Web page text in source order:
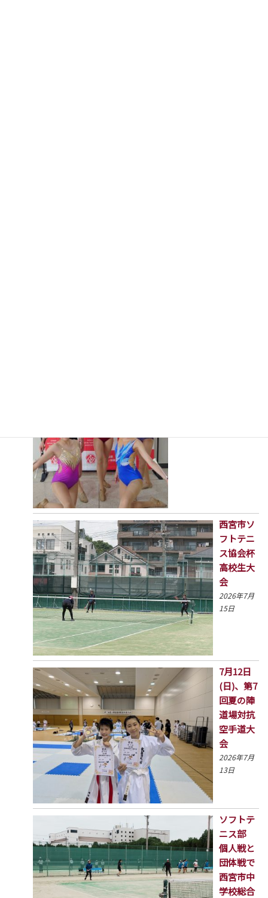
西宮市ソ
フトテニ
ス協会杯
高校生大
会
2026年7月
15日
7月12日
(日)、第7
回夏の陣
道場対抗
空手道大
会
2026年7月
13日
ソフトテ
ニス部
個人戦と
団体戦で
西宮市中
学校総合